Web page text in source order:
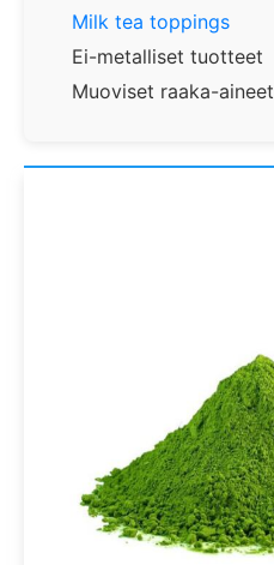
Milk tea toppings
Ei-metalliset tuotteet
Muoviset raaka-aineet